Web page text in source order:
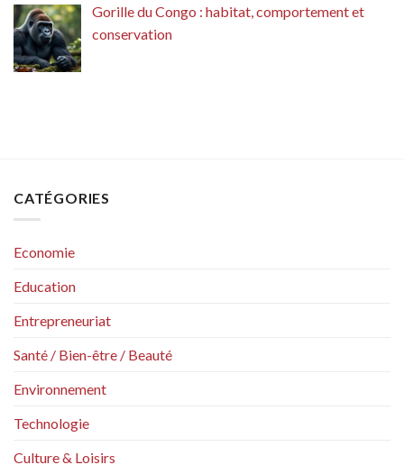
Gorille du Congo : habitat, comportement et
conservation
CATÉGORIES
Economie
Education
Entrepreneuriat
Santé / Bien-être / Beauté
Environnement
Technologie
Culture & Loisirs